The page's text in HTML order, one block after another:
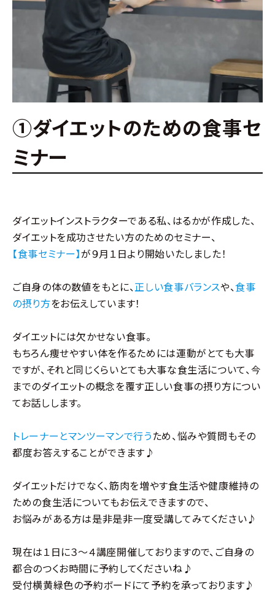
①ダイエットのための食事セ
ミナー
ダイエットインストラクターである私、はるかが作成した、
ダイエットを成功させたい方のためのセミナー、
【食事セミナー】が９月１日より開始いたしました！
ご自身の体の数値をもとに、正しい食事バランスや、食事
の摂り方をお伝えしています！
ダイエットには欠かせない食事。
もちろん痩せやすい体を作るためには運動がとても大事
ですが、それと同じくらいとても大事な食生活について、今
までのダイエットの概念を覆す正しい食事の摂り方につい
てお話しします。
トレーナーとマンツーマンで行うため、悩みや質問もその
都度お答えすることができます♪
ダイエットだけでなく、筋肉を増やす食生活や健康維持の
ための食生活についてもお伝えできますので、
お悩みがある方は是非是非一度受講してみてください♪
現在は１日に３〜４講座開催しておりますので、ご自身の
都合のつくお時間に予約してくださいね♪
受付横黄緑色の予約ボードにて予約を承っております♪